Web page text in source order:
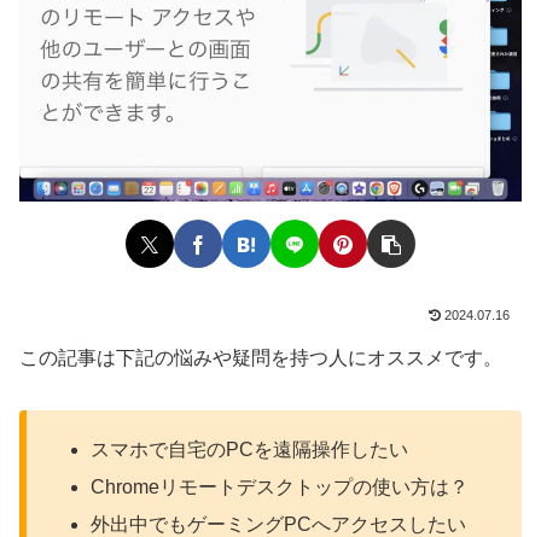
2024.07.16
この記事は下記の悩みや疑問を持つ人にオススメです。
スマホで自宅のPCを遠隔操作したい
Chromeリモートデスクトップの使い方は？
外出中でもゲーミングPCへアクセスしたい